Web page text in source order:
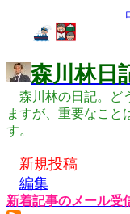
森川林日
森川林の日記。ど
ますが、重要なこと
す。
新規投稿
編集
新着記事のメール受